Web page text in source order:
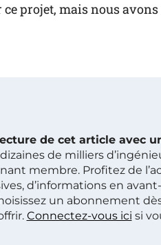
ce projet, mais nous
de cet article avec
de milliers
membre. Profitez de
d’informations en
un abonnement
Connectez-vous ici si